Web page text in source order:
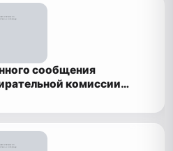
сообщения
комиссии
документов